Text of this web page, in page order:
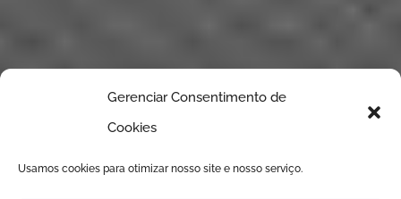
Gerenciar Consentimento de
Cookies
Usamos cookies para otimizar nosso site e nosso serviço.